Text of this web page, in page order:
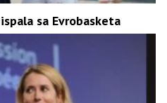
sa Evrobasketa